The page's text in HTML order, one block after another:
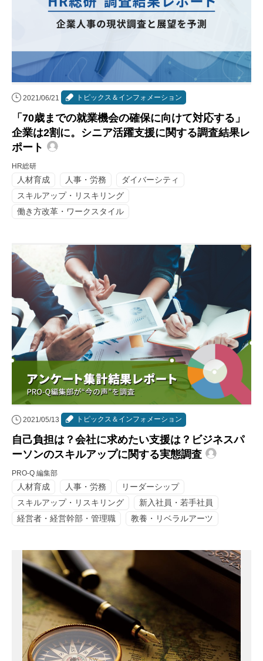
2021/06/21 トピックス＆インフォメーション
「70歳までの就業機会の確保に向けて対応する」
企業は2割に。シニア活躍支援に関する調査結果レ
ポート
HR総研
人材育成 人事・労務
ダイバーシティ
スキルアップ・リスキリング
働き方改革・ワークスタイル
2021/05/13 トピックス＆インフォメーション
自己負担は？会社に求めたい支援は？ビジネスパ
ーソンのスキルアップに関する実態調査
PRO-Q 編集部
人材育成 人事・労務
リーダーシップ
スキルアップ・リスキリング
新入社員・若手社員
経営者・経営幹部・管理職
教養・リベラルアーツ